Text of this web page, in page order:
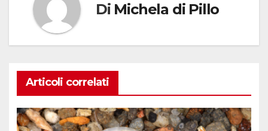
Di Michela di Pillo
Articoli correlati